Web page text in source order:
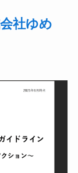
社ゆめ